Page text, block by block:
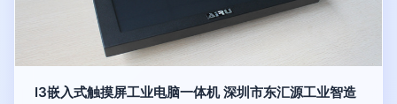
I3嵌入式触摸屏工业电脑一体机 深圳市东汇源工业智造